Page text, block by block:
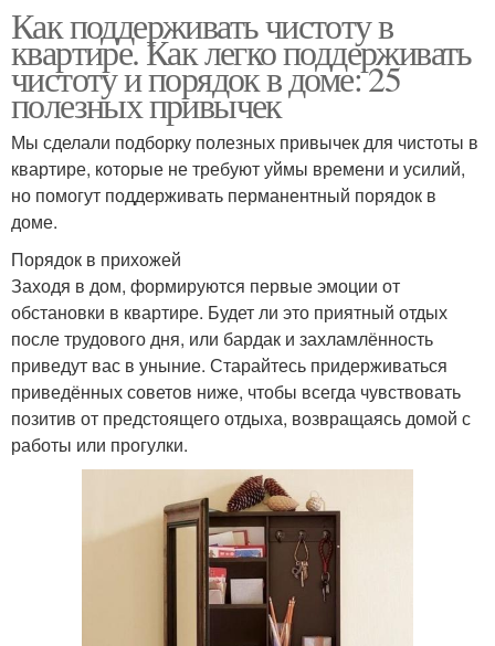
Как поддерживать чистоту в
квартире. Как легко поддерживать
чистоту и порядок в доме: 25
полезных привычек
Мы сделали подборку полезных привычек для чистоты в
квартире, которые не требуют уймы времени и усилий,
но помогут поддерживать перманентный порядок в
доме.
Порядок в прихожей
Заходя в дом, формируются первые эмоции от
обстановки в квартире. Будет ли это приятный отдых
после трудового дня, или бардак и захламлённость
приведут вас в уныние. Старайтесь придерживаться
приведённых советов ниже, чтобы всегда чувствовать
позитив от предстоящего отдыха, возвращаясь домой с
работы или прогулки.